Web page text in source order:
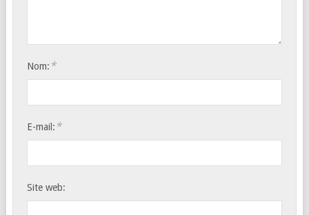
Nom: *
E-mail: *
Site web: